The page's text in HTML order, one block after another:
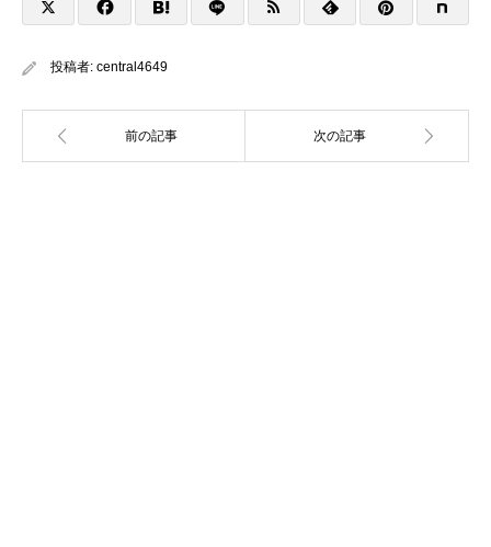
投稿者: central4649